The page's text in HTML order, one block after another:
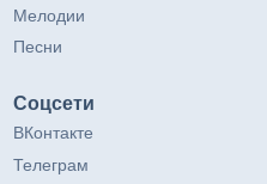
Мелодии
Песни
Соцсети
ВКонтакте
Телеграм